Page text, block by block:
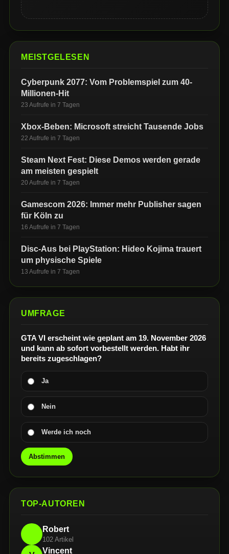
MEISTGELESEN
Cyberpunk 2077: Vom Problemspiel zum 40-
Millionen-Hit
23 Aufrufe in 7 Tagen
Xbox-Beben: Microsoft streicht Tausende Jobs
22 Aufrufe in 7 Tagen
Steam Next Fest: Diese Demos werden gerade
am meisten gespielt
20 Aufrufe in 7 Tagen
Gamescom 2026: Immer mehr Publisher sagen
für Köln zu
16 Aufrufe in 7 Tagen
Disc-Aus bei PlayStation: Hideo Kojima trauert
um physische Spiele
13 Aufrufe in 7 Tagen
UMFRAGE
GTA VI erscheint wie geplant am 19. November 2026
und kann ab sofort vorbestellt werden. Habt ihr
bereits zugeschlagen?
Ja
Nein
Werde ich noch
Abstimmen
TOP-AUTOREN
Robert
102 Artikel
Vincent